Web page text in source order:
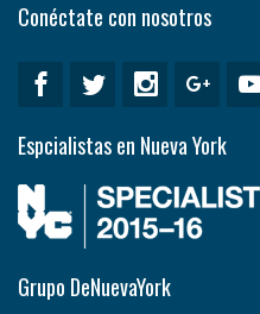
Conéctate con nosotros
Espcialistas en Nueva York
Grupo DeNuevaYork